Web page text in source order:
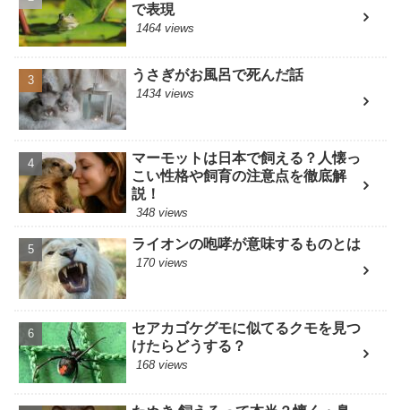
で表現
1464 views
うさぎがお風呂で死んだ話
1434 views
マーモットは日本で飼える？人懐っ
こい性格や飼育の注意点を徹底解
説！
348 views
ライオンの咆哮が意味するものとは
170 views
セアカゴケグモに似てるクモを見つ
けたらどうする？
168 views